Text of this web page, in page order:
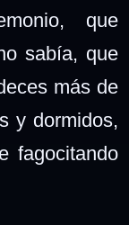
que
sabía, que
más de
y dormidos,
fagocitando